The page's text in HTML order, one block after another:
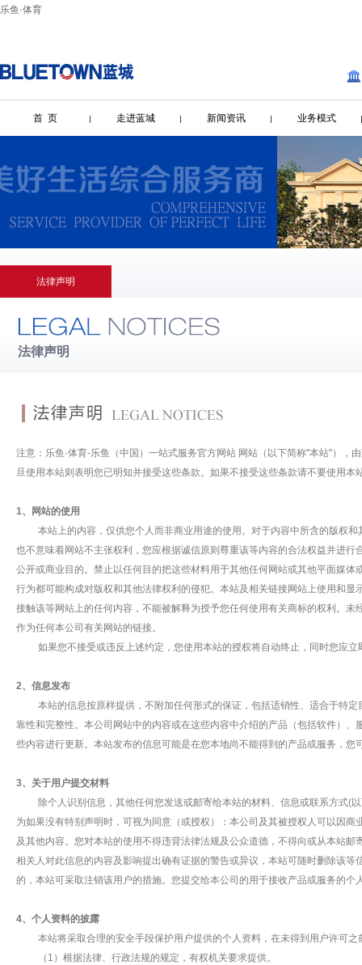
乐鱼·体育
首 页 走进蓝城 新闻资讯 业务模式
法律声明
法律声明
注意：乐鱼·体育-乐鱼（中国）一站式服务官方网站 网站（以下简称"本站"），
旦使用本站则表明您已明知并接受这些条款。如果不接受这些条款请不要使用本
1、网站的使用
本站上的内容，仅供您个人而非商业用途的使用。对于内容中所含的版权和
也不意味着网站不主张权利，您应根据诚信原则尊重该等内容的合法权益并进
公开或商业目的。禁止以任何目的把这些材料用于其他任何网站或其他平面媒
行为都可能构成对版权和其他法律权利的侵犯。本站及相关链接网站上使用和
接触该等网站上的任何内容，不能被解释为授予您任何使用有关商标的权利。
作为任何本公司有关网站的链接。
如果您不接受或违反上述约定，您使用本站的授权将自动终止，同时您应立
2、信息发布
本站的信息按原样提供，不附加任何形式的保证，包括适销性、适合于特定
靠性和完整性。本公司网站中的内容或在这些内容中介绍的产品（包括软件）
些内容进行更新。本站发布的信息可能是在您本地尚不能得到的产品或服务，您
3、关于用户提交材料
除个人识别信息，其他任何您发送或邮寄给本站的材料、信息或联系方式(以
为如果没有特别声明时，可视为同意（或授权）：本公司及其被授权人可以因
及其他内容。您对本站的使用不得违背法律法规及公众道德，不得向或从本站
相关人对此信息的内容及影响提出确有证据的警告或异议，本站可随时删除该
的，本站可采取注销该用户的措施。您提交给本公司的用于接收产品或服务的
4、个人资料的披露
本站将采取合理的安全手段保护用户提供的个人资料，在未得到用户许可之
（1）根据法律、行政法规的规定，有权机关要求提供。